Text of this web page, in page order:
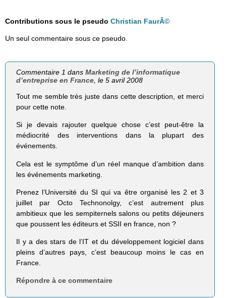
Contributions sous le pseudo Christian FaurÃ©
Un seul commentaire sous ce pseudo.
Commentaire 1 dansMarketing de l’informatique
d’entreprise en France, le 5 avril 2008
Tout me semble très juste dans cette description, et merci
pour cette note.
Si je devais rajouter quelque chose c’est peut-être la
médiocrité des interventions dans la plupart des
événements.
Cela est le symptôme d’un réel manque d’ambition dans
les événements marketing.
Prenez l’Université du SI qui va être organisé les 2 et 3
juillet par Octo Technonolgy, c’est autrement plus
ambitieux que les sempiternels salons ou petits déjeuners
que poussent les éditeurs et SSII en france, non ?
Il y a des stars de l’IT et du développement logiciel dans
pleins d’autres pays, c’est beaucoup moins le cas en
France.
Répondre à ce commentaire